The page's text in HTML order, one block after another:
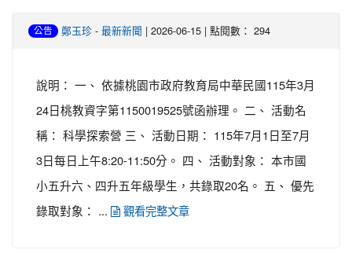
公告 鄭玉珍 - 最新新聞 | 2026-06-15 | 點閱數： 294
說明： 一、 依據桃園市政府教育局中華民國115年3月
24日桃教資字第1150019525號函辦理。 二、 活動名
稱： 科學探索營 三、 活動日期： 115年7月1日至7月
3日每日上午8:20-11:50分。 四、 活動對象： 本市國
小五升六、四升五年級學生，共錄取20名。 五、 優先
錄取對象： ...
觀看完整文章